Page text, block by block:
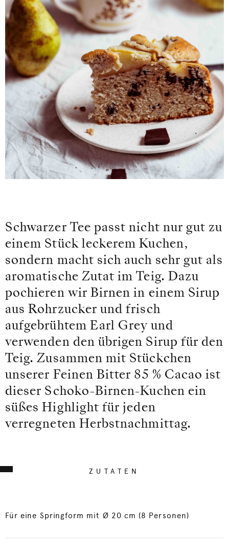
Schwarzer Tee passt nicht nur gut zu
einem Stück leckerem Kuchen,
sondern macht sich auch sehr gut als
aromatische Zutat im Teig. Dazu
pochieren wir Birnen in einem Sirup
aus Rohrzucker und frisch
aufgebrühtem Earl Grey und
verwenden den übrigen Sirup für den
Teig. Zusammen mit Stückchen
unserer Feinen Bitter 85 % Cacao ist
dieser Schoko-Birnen-Kuchen ein
süßes Highlight für jeden
verregneten Herbstnachmittag.
ZUTATEN
Für eine Springform mit Ø 20 cm (8 Personen)